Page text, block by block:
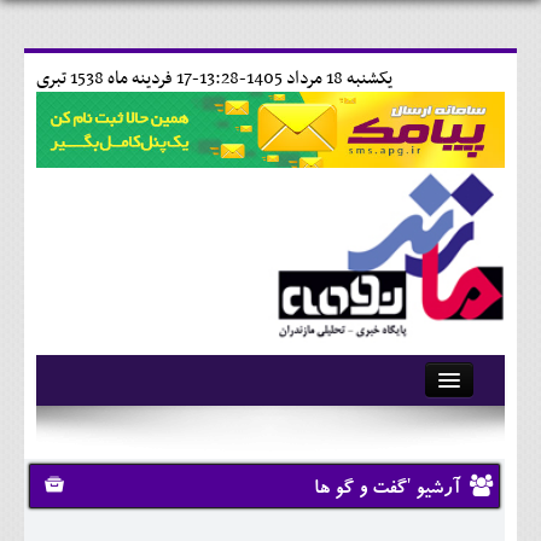
17 فردينه ماه 1538 تبری يکشنبه 18 مرداد 1405-13:28-
آرشیو
تماس با ما
وبلاگ
آرشیو 'گفت و گو ها